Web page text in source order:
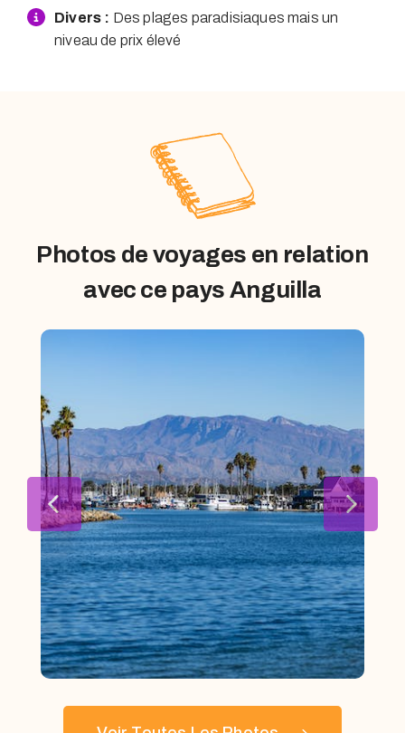
Divers : Des plages paradisiaques mais un
niveau de prix élevé
Photos de voyages en relation
avec ce pays Anguilla